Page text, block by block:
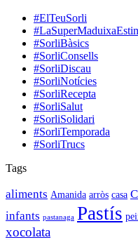
#ElTeuSorli
#SorliBàsics
#SorliConsells
#SorliDiscau
#SorliNotícies
#SorliRecepta
#SorliSalut
#SorliSolidari
#SorliTemporada
#SorliTrucs
Tags
aliments Amanida arròs casa
infants pastanaga Pastís
xocolata